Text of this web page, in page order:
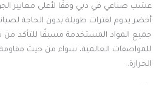
عشب صناعي في دبي وفقًا لأعلى معايير
أخضر يدوم لفترات طويلة بدون الحاجة
جميع المواد المستخدمة مسبقًا للتأكد من
للمواصفات العالمية، سواء من حيث
الحرارة.